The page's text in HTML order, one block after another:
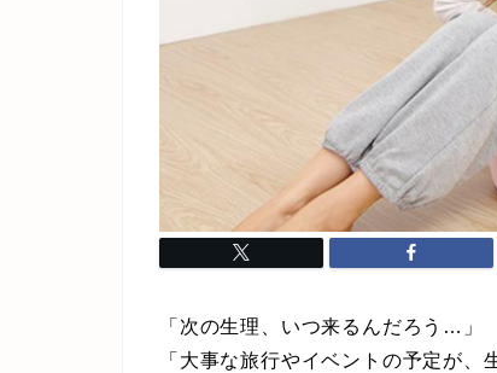
「次の生理、いつ来るんだろう…」
「大事な旅行やイベントの予定が、